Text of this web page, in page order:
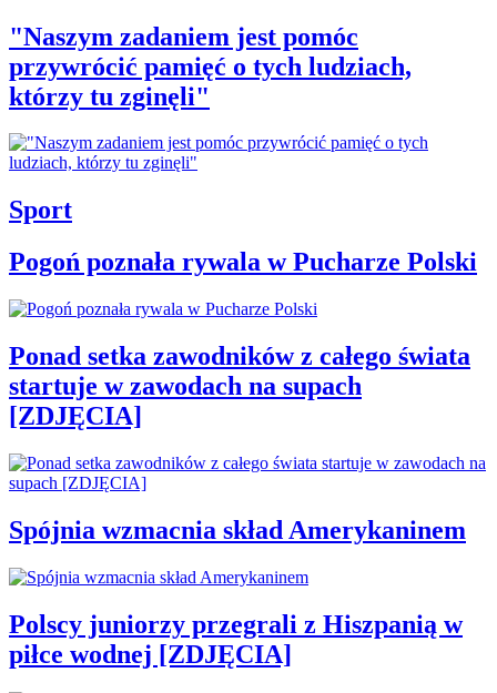
"Naszym zadaniem jest pomóc
przywrócić pamięć o tych ludziach,
którzy tu zginęli"
Sport
Pogoń poznała rywala w Pucharze Polski
Ponad setka zawodników z całego świata
startuje w zawodach na supach
[ZDJĘCIA]
Spójnia wzmacnia skład Amerykaninem
Polscy juniorzy przegrali z Hiszpanią w
piłce wodnej [ZDJĘCIA]